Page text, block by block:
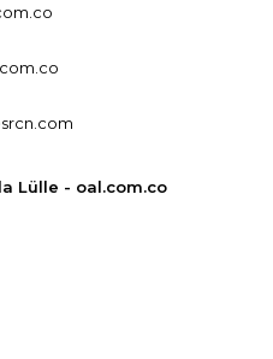
Lülle - oal.com.co